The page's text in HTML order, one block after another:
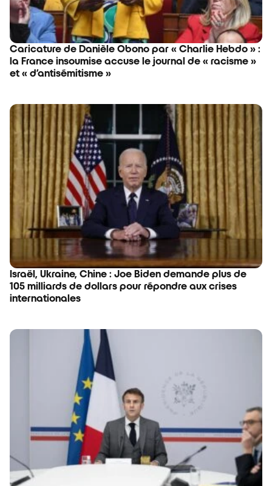
Caricature de Danièle Obono par « Charlie Hebdo » :
la France insoumise accuse le journal de « racisme »
et « d’antisémitisme »
Israël, Ukraine, Chine : Joe Biden demande plus de
105 milliards de dollars pour répondre aux crises
internationales